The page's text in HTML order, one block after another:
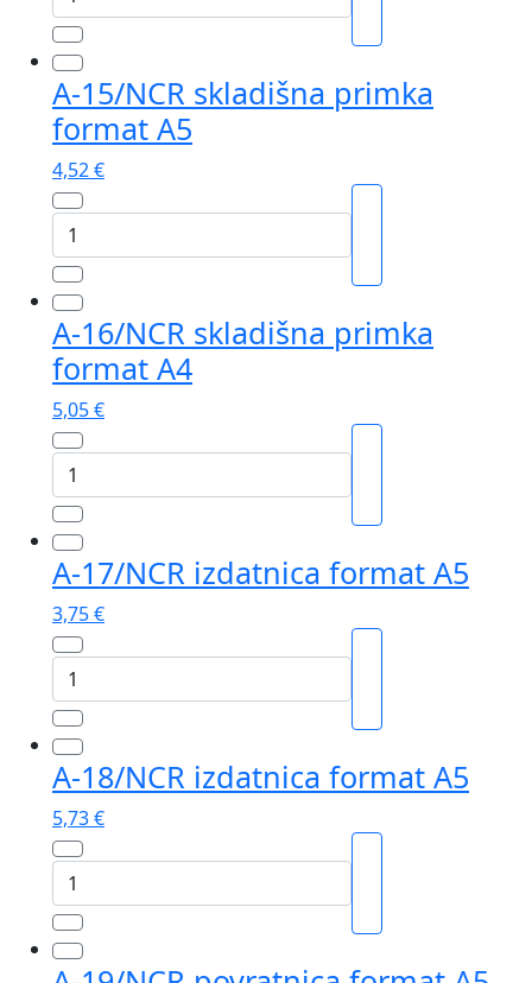
14/NCR
narudžbenica
format
A4
količina
A-15/NCR skladišna primka
format A5
4,52€
15/NCR
skladišna
primka
format
A5
količina
A-16/NCR skladišna primka
format A4
5,05€
16/NCR
skladišna
primka
format
A4
količina
A-17/NCR izdatnica format A5
3,75€
17/NCR
izdatnica
format
A5
količina
A-18/NCR izdatnica format A5
5,73€
18/NCR
izdatnica
format